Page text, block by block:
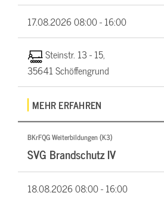
17.08.202608:00 - 16:00
Steinstr. 13 - 15,
35641 Schöffengrund
MEHR ERFAHREN
BKrFQG Weiterbildungen (K3)
SVG Brandschutz IV
18.08.202608:00 - 16:00